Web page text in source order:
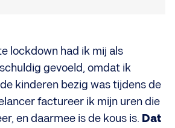
lockdown had ik mij als
gevoeld, omdat ik
kinderen bezig was tijdens de
factureer ik mijn uren die
en daarmee is de kous is. Dat